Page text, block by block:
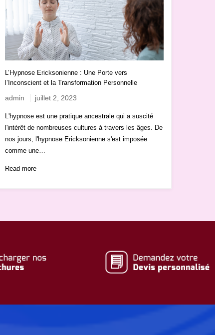
L’Hypnose Ericksonienne : Une Porte vers
l’Inconscient et la Transformation Personnelle
admin juillet 2, 2023
L'hypnose est une pratique ancestrale qui a suscité
l'intérêt de nombreuses cultures à travers les âges. De
nos jours, l'hypnose Ericksonienne s'est imposée
comme une…
Read more